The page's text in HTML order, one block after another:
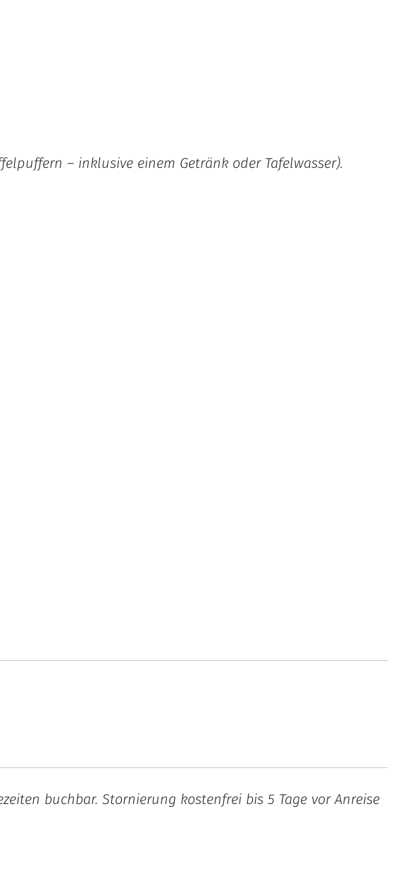
– inklusive einem Getränk oder Tafelwasser).
buchbar. Stornierung kostenfrei bis 5 Tage vor Anreise